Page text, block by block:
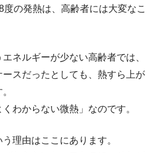
の発熱は、高齢者には大変なこ
ネルギーが少ない高齢者では、
スだったとしても、熱すら上が
わからない微熱」なのです。
理由はここにあります。